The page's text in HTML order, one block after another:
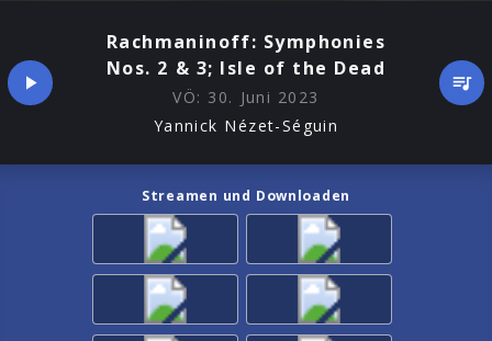
Rachmaninoff: Symphonies
Nos. 2 & 3; Isle of the Dead
VÖ: 30. Juni 2023
Yannick Nézet-Séguin
Streamen und Downloaden